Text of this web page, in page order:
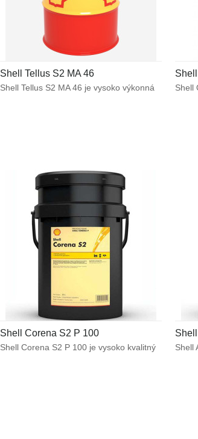
Shell Tellus S2 MA 46
Shell Tellus S2 MA 46 je vysoko výkonná
alebo v aplikáciách, pre ktoré je dôležitá
čistota a ochrana proti tvorbe pevných
usadenín.
Shell
a
Shell Corena S2 P 100
Shell Corena S2 P 100 je vysoko kvalitný
Shell